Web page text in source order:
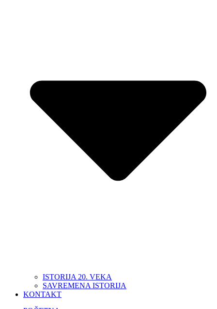
ISTORIJA 20. VEKA
SAVREMENA ISTORIJA
KONTAKT